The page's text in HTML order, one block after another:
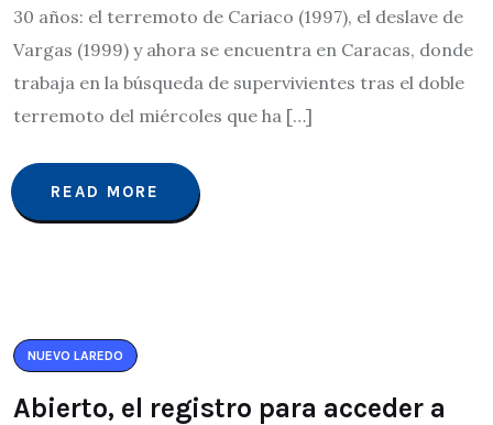
30 años: el terremoto de Cariaco (1997), el deslave de
Vargas (1999) y ahora se encuentra en Caracas, donde
trabaja en la búsqueda de supervivientes tras el doble
terremoto del miércoles que ha […]
READ MORE
NUEVO LAREDO
Abierto, el registro para acceder a